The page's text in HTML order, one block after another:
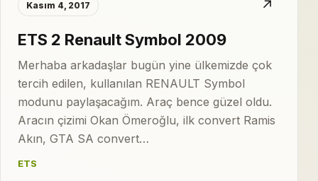
Kasım 4, 2017 ↗
ETS 2 Renault Symbol 2009
Merhaba arkadaşlar bugün yine ülkemizde çok
tercih edilen, kullanılan RENAULT Symbol
modunu paylaşacağım. Araç bence güzel oldu.
Aracın çizimi Okan Ömeroğlu, ilk convert Ramis
Akın, GTA SA convert…
ETS